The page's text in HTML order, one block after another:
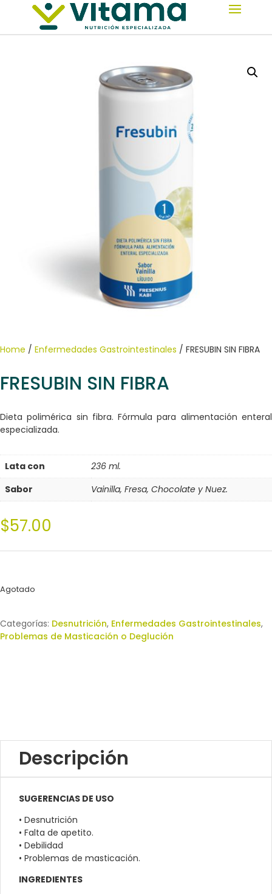
Home / Enfermedades Gastrointestinales / FRESUBIN SIN FIBRA
FRESUBIN SIN FIBRA
Dieta polimérica sin fibra. Fórmula para alimentación enteral
especializada.
Lata con
236 ml.
Sabor
Vainilla, Fresa, Chocolate y Nuez.
$57.00
Agotado
Categorías: Desnutrición, Enfermedades Gastrointestinales,
Problemas de Masticación o Deglución
Descripción
SUGERENCIAS DE USO
• Desnutrición
• Falta de apetito.
• Debilidad
• Problemas de masticación.
INGREDIENTES